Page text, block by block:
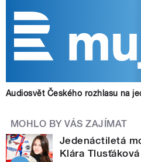
Audiosvět Českého rozhlasu na
MOHLO BY VÁS ZAJÍMAT
Jedenáctiletá
Klára